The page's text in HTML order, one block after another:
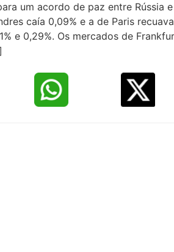
um acordo de paz entre Rússia
caía 0,09% e a de Paris
e 0,29%. Os mercados de